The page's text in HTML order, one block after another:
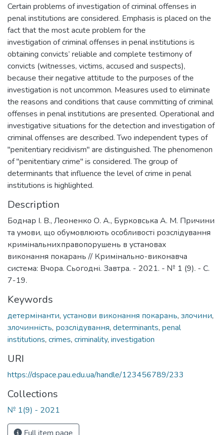
Certain problems of investigation of criminal offenses in
penal institutions are considered. Emphasis is placed on the
fact that the most acute problem for the
investigation of criminal offenses in penal institutions is
obtaining convicts’ reliable and complete testimony of
convicts (witnesses, victims, accused and suspects),
because their negative attitude to the purposes of the
investigation is not uncommon. Measures used to eliminate
the reasons and conditions that cause committing of criminal
offenses in penal institutions are presented. Operational and
investigative situations for the detection and investigation of
criminal offenses are described. Two independent types of
"penitentiary recidivism" are distinguished. The phenomenon
of "penitentiary crime" is considered. The group of
determinants that influence the level of crime in penal
institutions is highlighted.
Description
Боднар І. В., Леоненко О. А., Бурковська А. М. Причини
та умови, що обумовлюють особливості розслідування
кримінальнихправопорушень в установах
виконання покарань // Кримінально-виконавча
система: Вчора. Сьогодні. Завтра. - 2021. - № 1 (9). - С.
7-19.
Keywords
детермінанти, установи виконання покарань, злочини,
злочинність, розслідування, determinants, penal
institutions, crimes, criminality, investigation
URI
https://dspace.pau.edu.ua/handle/123456789/233
Collections
№ 1(9) - 2021